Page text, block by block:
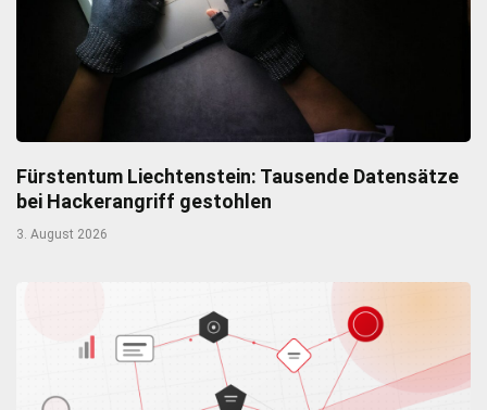
Fürstentum Liechtenstein: Tausende Datensätze
bei Hackerangriff gestohlen
3. August 2026